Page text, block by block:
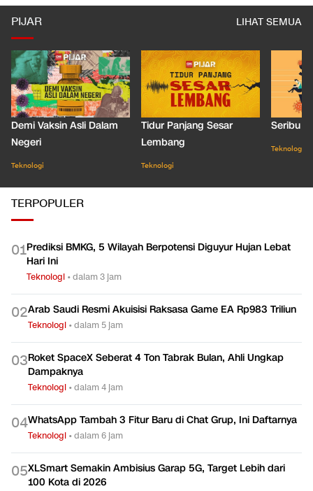
PIJAR LIHAT SEMUA
Demi Vaksin Asli Dalam
Negeri
Teknologi
Tidur Panjang Sesar
Lembang
Teknologi
Seribu
Teknologi
TERPOPULER
01Prediksi BMKG, 5 Wilayah Berpotensi Diguyur Hujan Lebat
Hari Ini
Teknologi •dalam 3 jam
02Arab Saudi Resmi Akuisisi Raksasa Game EA Rp983 Triliun
Teknologi •dalam 5 jam
03Roket SpaceX Seberat 4 Ton Tabrak Bulan, Ahli Ungkap
Dampaknya
Teknologi •dalam 4 jam
04WhatsApp Tambah 3 Fitur Baru di Chat Grup, Ini Daftarnya
Teknologi •dalam 6 jam
05XLSmart Semakin Ambisius Garap 5G, Target Lebih dari
100 Kota di 2026